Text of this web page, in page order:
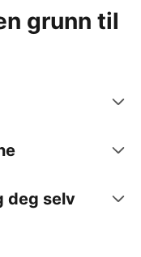
grunn til
deg selv